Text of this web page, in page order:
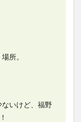
所。
いけど、福野